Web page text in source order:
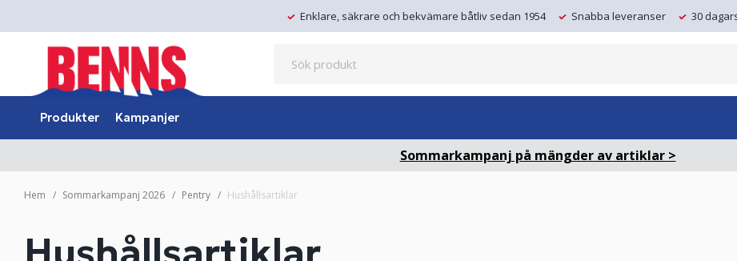
Enklare, säkrare och bekvämare båtliv sedan 1954 Snabba leveranser 30
Produkter Kampanjer
Sommarkampanj på mängder av artiklar >
Hem Sommarkampanj 2026 Pentry Hushållsartiklar